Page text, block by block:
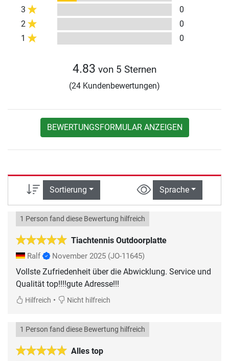
3
0
2
0
1
0
4.83 von 5 Sternen
(24 Kundenbewertungen)
BEWERTUNGSFORMULAR ANZEIGEN
Sortierung Sprache
Tiachtennis Outdoorplatte
1 Person fand diese Bewertung hilfreich
Ralf November 2025 (JO-11645)
Vollste Zufriedenheit über die Abwicklung. Service und
Qualität top!!!!gute Adresse!!!
Hilfreich • Nicht hilfreich
Alles top
1 Person fand diese Bewertung hilfreich